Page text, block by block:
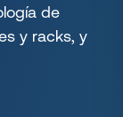
de
y racks, y